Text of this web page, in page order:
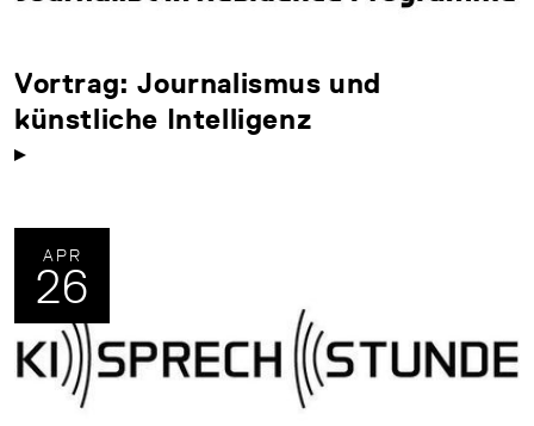
Vortrag: Journalismus und
künstliche Intelligenz
APR
26